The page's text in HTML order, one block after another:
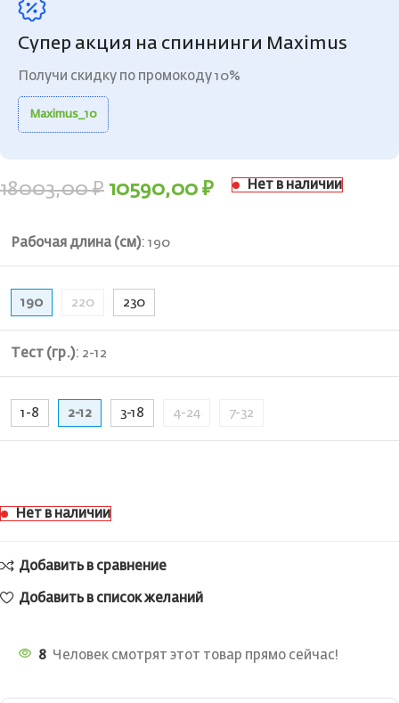
Супер акция на спиннинги Maximus
Получи скидку по промокоду 10%
Maximus_10
18003,00₽ 10590,00 ₽ Нет в наличии
Рабочая длина (см): 190
190 220 230
Тест (гр.): 2-12
1-8 2-12 3-18 4-24 7-32
Нет в наличии
Добавить в сравнение
Добавить в список желаний
8 Человек смотрят этот товар прямо сейчас!